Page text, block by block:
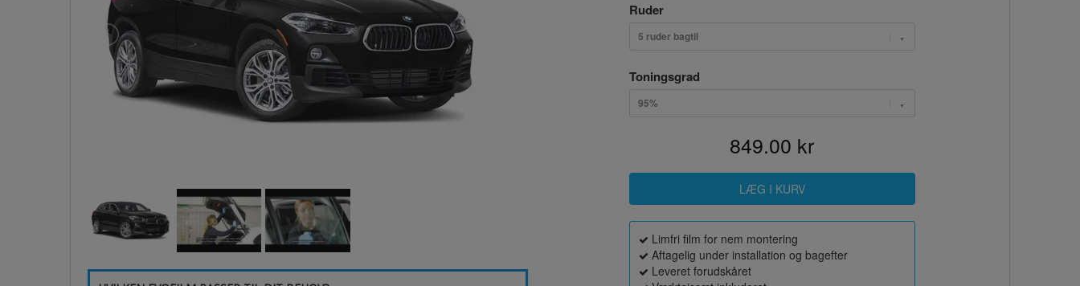
Ruder
5 ruder bagtil
Toningsgrad
95%
849.00 kr
Limfri film for nem montering
Aftagelig under installation og bagefter
Leveret forudskåret